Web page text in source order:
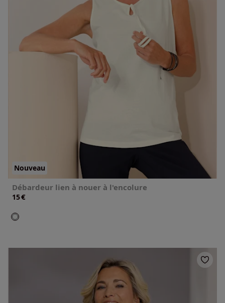
Nouveau
Débardeur lien à nouer à l'encolure
15€